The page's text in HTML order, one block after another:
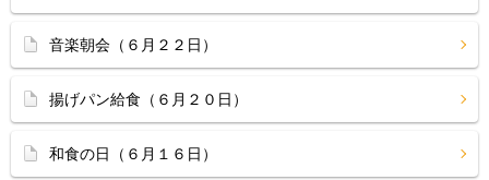
音楽朝会（６月２２日）
揚げパン給食（６月２０日）
和食の日（６月１６日）